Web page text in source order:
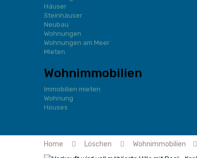
Häuser
Steinhäuser
Neubau
Wohnungen
Wohnungen am Meer
Mieten
Wohnimmobilien
Immobilien mieten
Wohnung
Houses
Home Löschen Wohnimmobilien